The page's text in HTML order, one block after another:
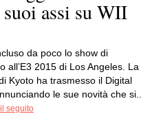
assi su WII
da poco lo show di
all’E3 2015 di Los Angeles. La
Kyoto ha trasmesso il Digital
le sue novità che
seguito